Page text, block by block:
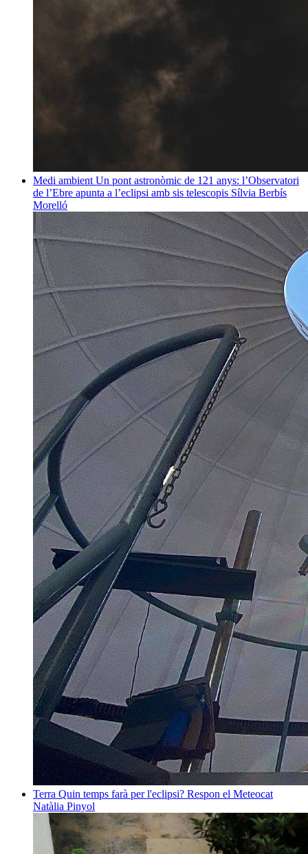
Medi ambient Un pont astronòmic de 121 anys: l’Observatori
de l’Ebre apunta a l’eclipsi amb sis telescopis Sílvia Berbís
Morelló
Terra Quin temps farà per l'eclipsi? Respon el Meteocat
Natàlia Pinyol